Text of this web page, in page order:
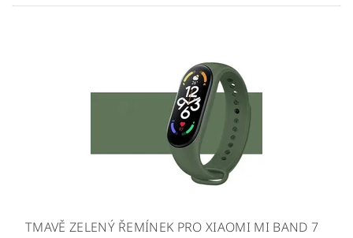
TMAVĚ ZELENÝ ŘEMÍNEK PRO XIAOMI MI BAND 7